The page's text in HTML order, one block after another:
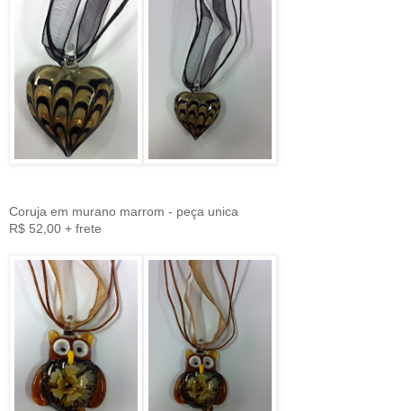
Coruja em murano marrom - peça unica
R$ 52,00 + frete